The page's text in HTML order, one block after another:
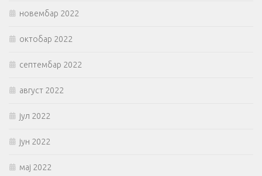
новембар 2022
октобар 2022
септембар 2022
август 2022
јул 2022
јун 2022
мај 2022